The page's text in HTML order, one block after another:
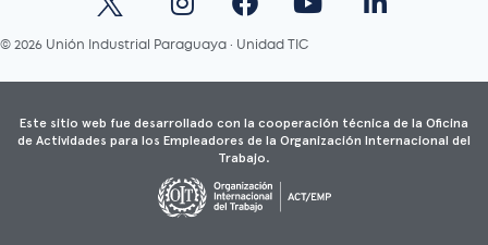
© 2026 Unión Industrial Paraguaya · Unidad TIC
Este sitio web fue desarrollado con la cooperación técnica de la Oficina
de Actividades para los Empleadores de la Organización Internacional del
Trabajo.